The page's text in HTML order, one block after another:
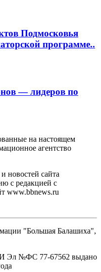
Подмосковья
программе..
— лидеров по
на настоящем
агентство
новостей сайта
с редакцией с
www.bbnews.ru
"Большая Балашиха",
Эл №ФС ‎77-67562 выдано